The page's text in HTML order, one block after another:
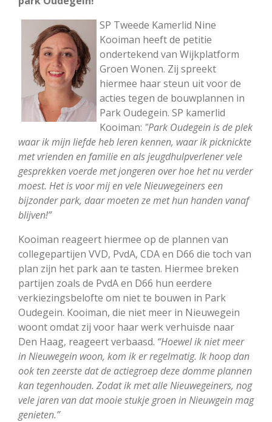
SP Tweede Kamerlid Nine
Kooiman heeft de petitie
ondertekend van Wijkplatform
Groen Wonen. Zij spreekt
hiermee haar steun uit voor de
acties tegen de bouwplannen in
Park Oudegein. SP kamerlid
Kooiman: "Park Oudegein is de plek
waar ik mijn liefde heb leren kennen, waar ik picknickte
met vrienden en familie en als jeugdhulpverlener vele
gesprekken voerde met jongeren over hoe het nu verder
moest. Het is voor mij en vele Nieuwegeiners een
bijzonder park, daar moeten ze met hun handen vanaf
blijven!”
Kooiman reageert hiermee op de plannen van
collegepartijen VVD, PvdA, CDA en D66 die toch van
plan zijn het park aan te tasten. Hiermee breken
partijen zoals de PvdA en D66 hun eerdere
verkiezingsbelofte om niet te bouwen in Park
Oudegein. Kooiman, die niet meer in Nieuwegein
woontomdat zij voor haar werk verhuisde naar
Den Haag, reageert verbaasd. “Hoewel ik niet meer
in Nieuwegein woon, kom ik er regelmatig. Ik hoop dan
ook ten zeerste dat de actiegroep deze domme plannen
kan tegenhouden. Zodat ik met alle Nieuwegeiners, nog
vele jaren van dat mooie stukje groen in Nieuwgein mag
genieten.”